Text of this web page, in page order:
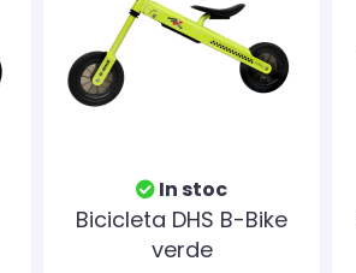
In stoc
Bicicleta DHS B-Bike
verde